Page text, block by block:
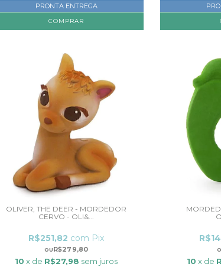
PRONTA ENTREGA
OLIVER, THE DEER - MORDEDOR
CERVO - OLI&...
R$279,80
R$251,82 com Pix
10 x de R$27,98 sem juros 10 x de